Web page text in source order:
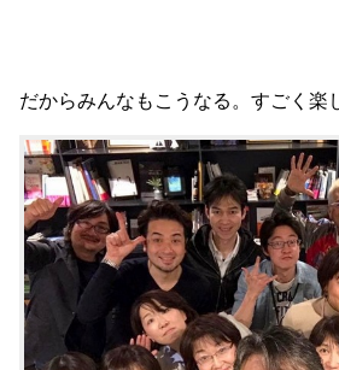
だからみんなもこうなる。すごく楽